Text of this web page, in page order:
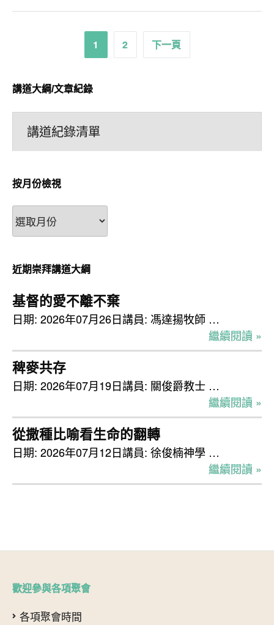
分
頁
1 2 下一頁
講道大綱/文章紀錄
講道紀錄清單
按月份檢視
按
月
檢
視
近期崇拜講道大綱
基督的愛不離不棄
日期: 2026年07月26日講員: 馮達揚牧師 …
繼續閱讀 »
稗麥共存
日期: 2026年07月19日講員: 關俊爵教士 …
繼續閱讀 »
從撒種比喻看生命的翻轉
日期: 2026年07月12日講員: 徐俊楠神學 …
繼續閱讀 »
歡迎參與各項聚會
各項聚會時間